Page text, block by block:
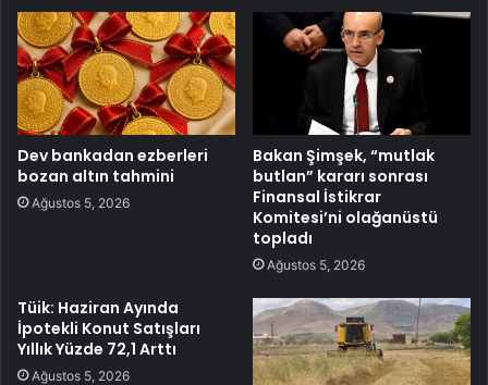
Dev bankadan ezberleri
bozan altın tahmini
Ağustos 5, 2026
Bakan Şimşek, “mutlak
butlan” kararı sonrası
Finansal İstikrar
Komitesi’ni olağanüstü
topladı
Ağustos 5, 2026
Tüik: Haziran Ayında
İpotekli Konut Satışları
Yıllık Yüzde 72,1 Arttı
Ağustos 5, 2026